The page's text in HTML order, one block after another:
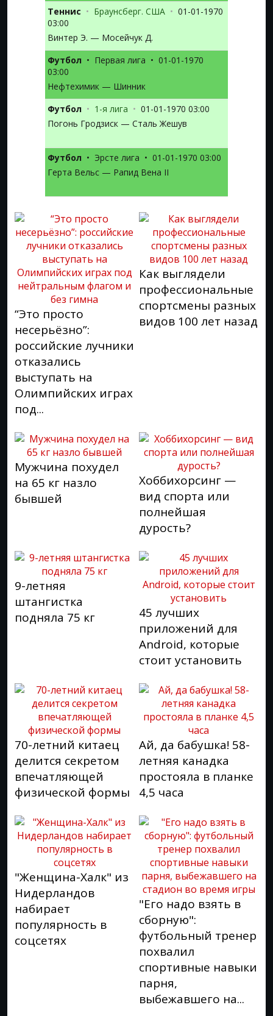
Теннис • Браунсберг. США • 01-01-1970
03:00
Винтер Э. — Мосейчук Д.
Футбол • Первая лига • 01-01-1970
03:00
Нефтехимик — Шинник
Футбол • 1-я лига • 01-01-1970 03:00
Погонь Гродзиск — Сталь Жешув
Футбол • Эрсте лига • 01-01-1970 03:00
Герта Вельс — Рапид Вена II
“Это просто
несерьёзно”:
российские лучники
отказались
выступать на
Олимпийских играх
под...
Как выглядели
профессиональные
спортсмены разных
видов 100 лет назад
Мужчина похудел
на 65 кг назло
бывшей
Хоббихорсинг —
вид спорта или
полнейшая
дурость?
9-летняя
штангистка
подняла 75 кг
45 лучших
приложений для
Android, которые
стоит установить
70-летний китаец
делится секретом
впечатляющей
физической формы
Ай, да бабушка! 58-
летняя канадка
простояла в планке
4,5 часа
"Женщина-Халк" из
Нидерландов
набирает
популярность в
соцсетях
"Его надо взять в
сборную":
футбольный тренер
похвалил
спортивные навыки
парня,
выбежавшего на...